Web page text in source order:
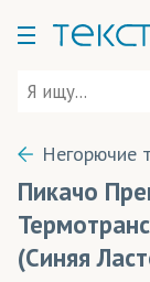
Негорючие
Пикачо
(Синяя